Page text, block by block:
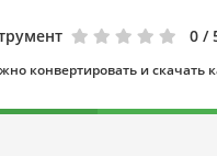
0 /
конвертировать и скачать